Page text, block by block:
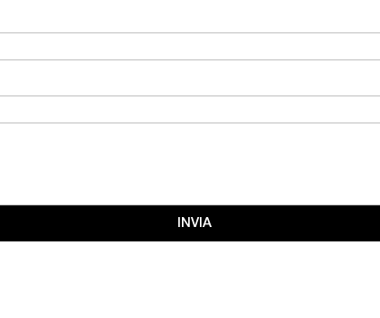
INVIA